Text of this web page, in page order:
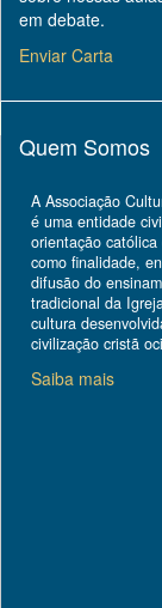
em debate.
Enviar Carta
Quem Somos
A Associação
é uma entidade
orientação
como finalidade,
difusão do
tradicional da
cultura
civilização cristã
Saiba mais